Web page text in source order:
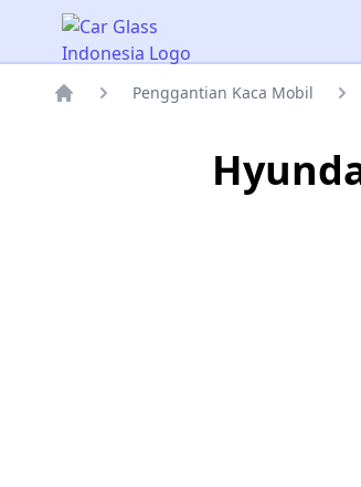
Car Glass Indonesia
Penggantian Kaca Mobil